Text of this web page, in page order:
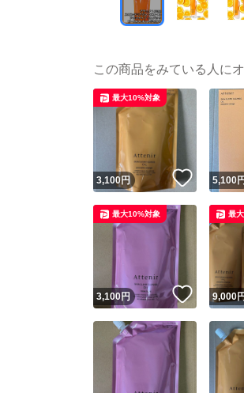
この商品をみている人に
3,100円 いいね！
最大10%対象
5,100円
3,100円 いいね！
最大10%対象
9,000円
最